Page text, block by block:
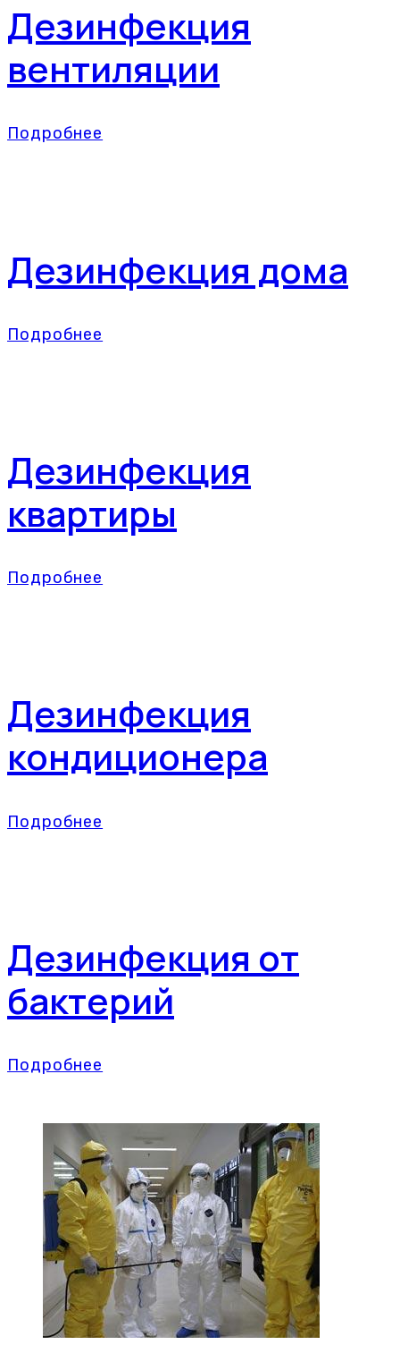
Дезинфекция
вентиляции
Подробнее
Дезинфекция дома
Подробнее
Дезинфекция
квартиры
Подробнее
Дезинфекция
кондиционера
Подробнее
Дезинфекция от
бактерий
Подробнее